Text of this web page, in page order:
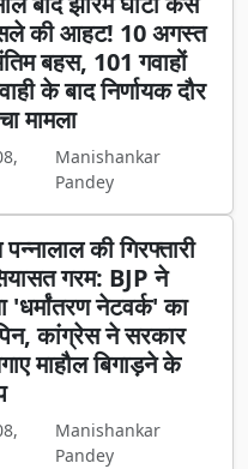
की आहट! 10 अगस्त
बहस, 101 गवाहों
के बाद निर्णायक दौर
मामला
Manishankar
Pandey
की गिरफ्तारी
गरम: BJP ने
'धर्मांतरण नेटवर्क' का
कांग्रेस ने सरकार
माहौल बिगाड़ने के
Manishankar
Pandey